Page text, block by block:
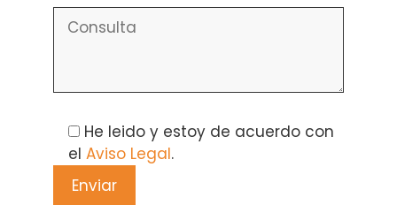
He leido y estoy de acuerdo con
el Aviso Legal.